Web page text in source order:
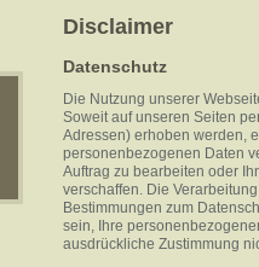
Disclaimer
Datenschutz
Die Nutzung unserer
Soweit auf unseren Seiten
Adressen) erhoben werden,
personenbezogenen Daten
Auftrag zu bearbeiten oder
verschaffen. Die
Bestimmungen zum
sein, Ihre
ausdrückliche Zustimmung